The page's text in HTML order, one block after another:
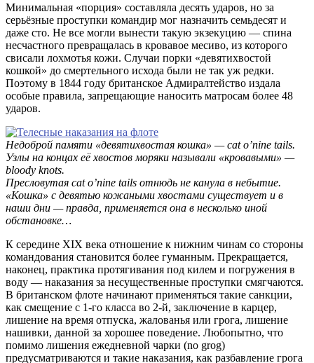
Минимальная «порция» составляла десять ударов, но за
серьёзные проступки командир мог назначить семьдесят и
даже сто. Не все могли вынести такую экзекуцию — спина
несчастного превращалась в кровавое месиво, из которого
свисали лохмотья кожи. Случаи порки «девятихвостой
кошкой» до смертельного исхода были не так уж редки.
Поэтому в 1844 году британское Адмиралтейство издала
особые правила, запрещающие наносить матросам более 48
ударов.
Недоброй памяти «девятихвостая кошка» — cat o’nine tails.
Узлы на концах её хвостов моряки называли «кровавыми» —
bloody knots.
Пресловутая cat o’nine tails отнюдь не канула в небытие.
«Кошка» с девятью кожаными хвостами существует и в
наши дни — правда, применяется она в несколько иной
обстановке…
К середине XIX века отношение к нижним чинам со стороны
командования становится более гуманным. Прекращается,
наконец, практика протягивания под килем и погружения в
воду — наказания за несущественные проступки смягчаются.
В британском флоте начинают применяться такие санкции,
как смещение с 1-го класса во 2-й, заключение в карцер,
лишение на время отпуска, жалованья или грога, лишение
нашивки, данной за хорошее поведение. Любопытно, что
помимо лишения ежедневной чарки (no grog)
предусматриваются и такие наказания, как разбавление грога